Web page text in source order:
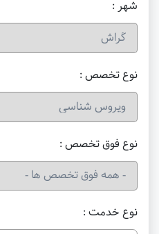
شهر :
نوع خدمت :
نوع تخصص :
نوع فوق تخصص :